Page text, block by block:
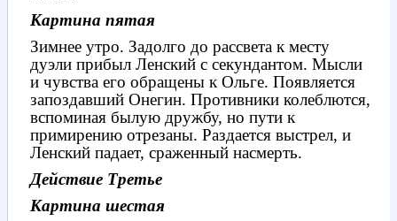
Картина пятая
Зимнее утро. Задолго до рассвета к месту
дуэли прибыл Ленский с секундантом. Мысли
и чувства его обращены к Ольге. Появляется
запоздавший Онегин. Противники колеблются,
вспоминая былую дружбу, но пути к
примирению отрезаны. Раздается выстрел, и
Ленский падает, сраженный насмерть.
Действие Третье
Картина шестая